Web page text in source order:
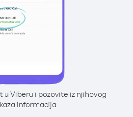
u Viberu i pozovite iz njihovog
informacija